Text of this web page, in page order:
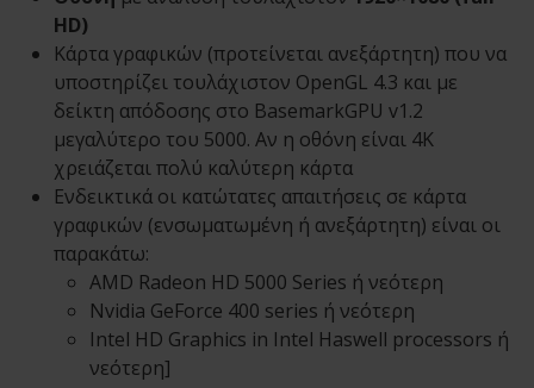
HD)
Κάρτα γραφικών (προτείνεται ανεξάρτητη) που να
υποστηρίζει τουλάχιστον OpenGL 4.3 και με
δείκτη απόδοσης στο BasemarkGPU v1.2
μεγαλύτερο του 5000. Αν η οθόνη είναι 4Κ
χρειάζεται πολύ καλύτερη κάρτα
Ενδεικτικά οι κατώτατες απαιτήσεις σε κάρτα
γραφικών (ενσωματωμένη ή ανεξάρτητη) είναι οι
παρακάτω:
AMD Radeon HD 5000 Series ή νεότερη
Nvidia GeForce 400 series ή νεότερη
Intel HD Graphics in Intel Haswell processors ή
νεότερη]